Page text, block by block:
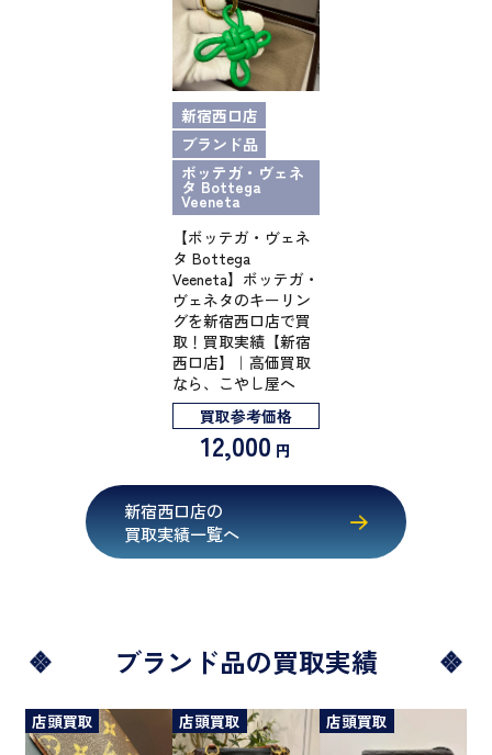
新宿西口店
ブランド品
ボッテガ・ヴェネ
タ Bottega
Veeneta
【ボッテガ・ヴェネ
タ Bottega
Veeneta】ボッテガ・
ヴェネタのキーリン
グを新宿西口店で買
取！買取実績【新宿
西口店】｜高価買取
なら、こやし屋へ
買取参考価格
12,000 円
新宿西口店の
買取実績一覧へ
ブランド品の買取実績
店頭買取 店頭買取 店頭買取